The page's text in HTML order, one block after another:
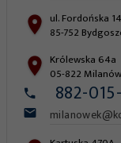
882-
Królewska 64a
05-822
ul. Fordońska
85-752